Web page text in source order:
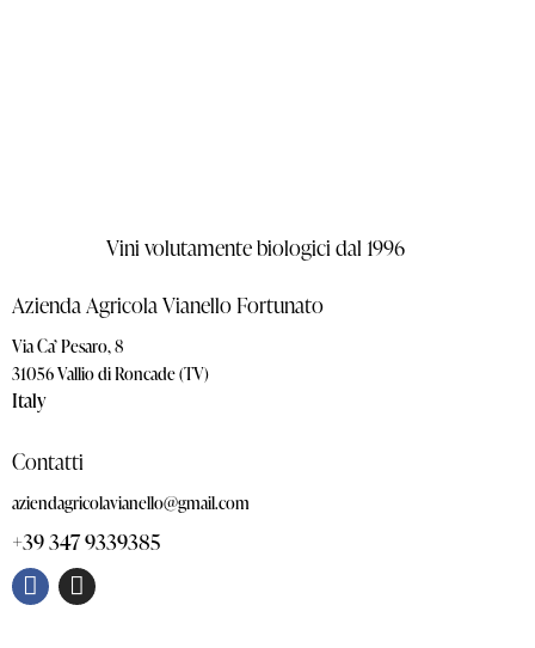
Vini volutamente biologici dal 1996
Azienda Agricola Vianello Fortunato
Via Ca’ Pesaro, 8
31056 Vallio di Roncade (TV)
Italy
Contatti
aziendagricolavianello@gmail.com
+39 347 9339385